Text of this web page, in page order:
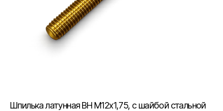
Шпилька латунная ВН М12х1,75, с шайбой стальной